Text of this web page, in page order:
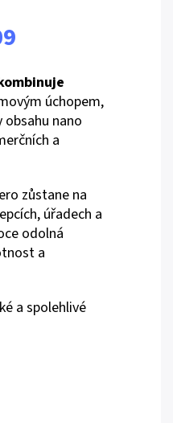
úchopem,
nano
a
zůstane na
úřadech a
odolná
a
a spolehlivé